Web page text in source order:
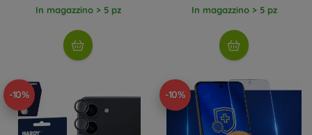
In magazzino > 5 pz In magazzino > 5 pz
-10% -10%